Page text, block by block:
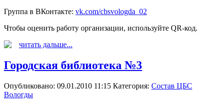
Группа в ВКонтакте: vk.com/cbsvologda_02
Чтобы оценить работу организации, используйте QR-код.
читать дальше...
Городская библиотека №3
Опубликовано: 09.01.2010 11:15 Категория: Состав ЦБС
Вологды